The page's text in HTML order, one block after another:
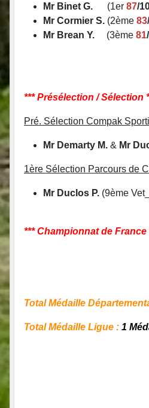
Mr Binet G. (1er 87/
Mr Cormier S. (2ème 83
Mr Brean Y. (3ème 81
*** Présélection / Sélection
Pré. Sélection Compak
Mr Demarty M. & Mr
1ère Sélection Parcours de
Mr Duclos P. (9ème Vet_
*** Championnat de France
Total Médaille
Total Médaille Ligue : 1